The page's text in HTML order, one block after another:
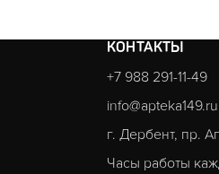
КОНТАКТЫ
+7 988 291-11-49
info@apteka149.ru
г. Дербент, пр.
Часы работы